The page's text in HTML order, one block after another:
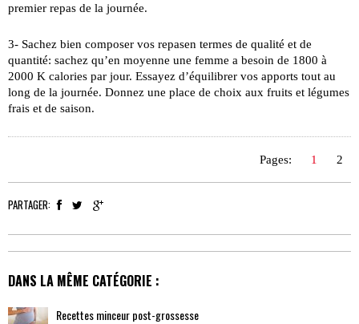
premier repas de la journée.
3- Sachez bien composer vos repasen termes de qualité et de
quantité: sachez qu’en moyenne une femme a besoin de 1800 à
2000 K calories par jour. Essayez d’équilibrer vos apports tout au
long de la journée. Donnez une place de choix aux fruits et légumes
frais et de saison.
Pages: 1 2
PARTAGER:
DANS LA MÊME CATÉGORIE :
Recettes minceur post-grossesse